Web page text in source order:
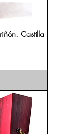
Castilla